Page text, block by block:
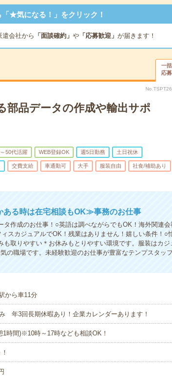
★気になる！」をクリック！
遣会社から 「面談確約」 や「応募歓迎」 が届きます！
一括
応募
部品データの作成や輸出サポ
50代活躍 WEB登録OK 週5日勤務 土日祝休
交費支給 車通勤可 大手 服装自由 社食/補助あり
る時は在宅相談もOK≫事務のお仕事
作成のお仕事！○英語は調べながらでもOK！海外関連会
スカジュアルでOK！残業はありません！嬉しい条件！○
も取りやすい＊お休みもとりやすい環境です。服装はカジ
の職場です。未経験歓迎のお仕事が豊富なテンプスタッ
から車11分
年3回長期休暇あり！企業カレンダーあります！
時間)※10時～17時なども相談OK！